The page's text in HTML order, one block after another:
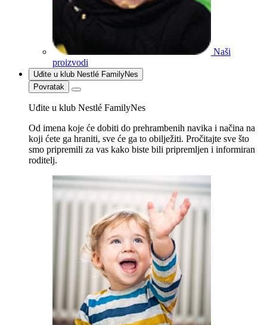
Naši
proizvodi
Uđite u klub Nestlé FamilyNes
Povratak
Uđite u klub Nestlé FamilyNes
Od imena koje će dobiti do prehrambenih navika i načina na
koji ćete ga hraniti, sve će ga to obilježiti. Pročitajte sve što
smo pripremili za vas kako biste bili pripremljen i informiran
roditelj.